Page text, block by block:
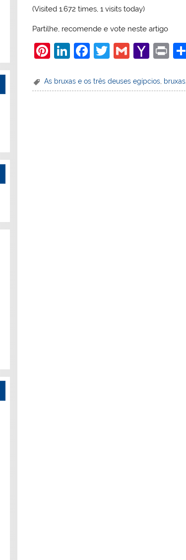
(Visited 1.672 times, 1 visits today)
Partilhe, recomende e vote neste artigo
Pi
er
Li
k
F
c
T
itt
G
ai
Y
h
Pr
t
As bruxas e os três deuses egípcios bruxas